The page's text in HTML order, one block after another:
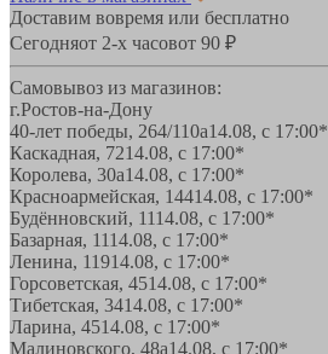
Доставим вовремя или бесплатно
Сегодняот 2-х часовот 90 ₽
Самовывоз из магазинов:
г.Ростов-на-Дону
40-лет победы, 264/110а14.08, с 17:00*
Каскадная, 7214.08, с 17:00*
Королева, 30а14.08, с 17:00*
Красноармейская, 14414.08, с 17:00*
Будённовский, 1114.08, с 17:00*
Базарная, 1114.08, с 17:00*
Ленина, 11914.08, с 17:00*
Горсоветская, 4514.08, с 17:00*
Тибетская, 3414.08, с 17:00*
Ларина, 4514.08, с 17:00*
Малиновского, 48а14.08, с 17:00*